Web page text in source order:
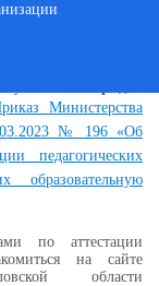
Министерства
№ 196 «Об
педагогических
образовательную
по аттестации
на сайте
области